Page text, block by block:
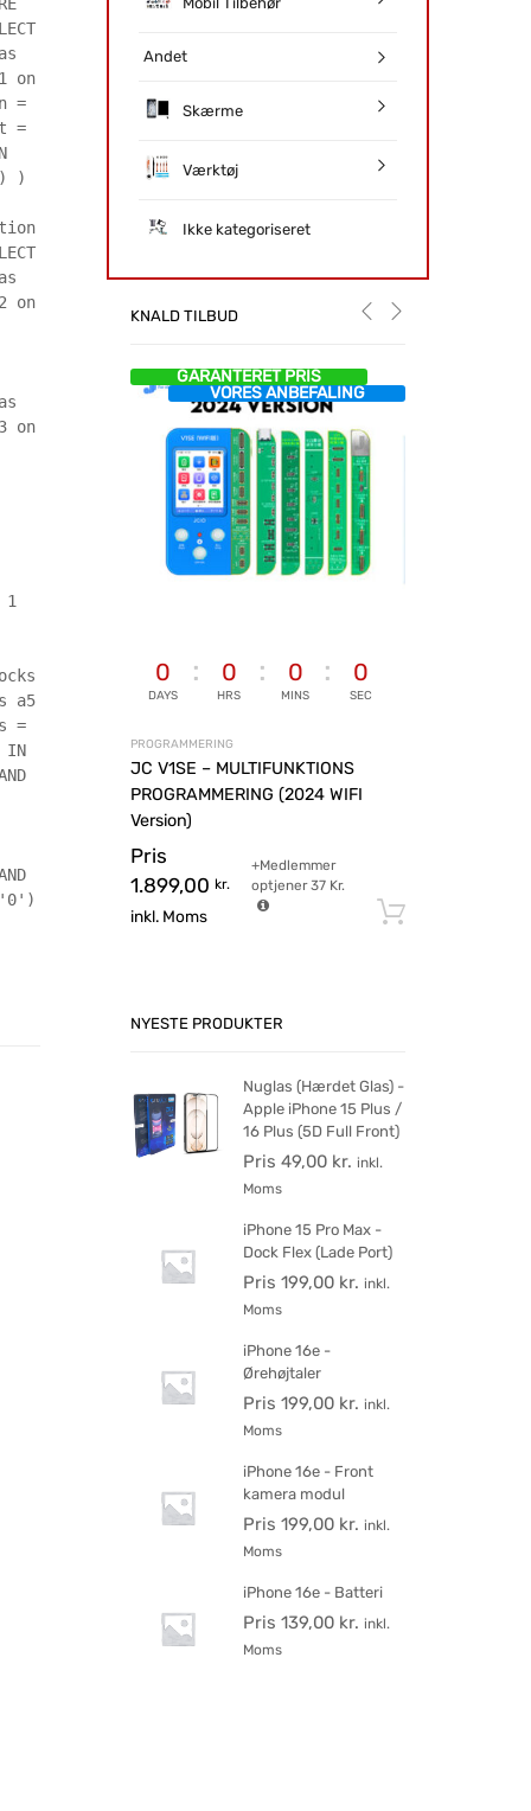
on
=
=
)
on
on
1
a5
=
IN
Andet
Skærme
Værktøj
Ikke kategoriseret
KNALD TILBUD
GARANTERET PRIS
VORES ANBEFALING
0
DAYS
0
HRS
0
MINS
0
SEC
PROGRAMMERING
JC V1SE – MULTIFUNKTIONS
PROGRAMMERING (2024 WIFI
Version)
Pris
1.899,00 kr.
inkl. Moms
+Medlemmer
optjener37 Kr.
NYESTE PRODUKTER
Nuglas (Hærdet Glas) -
Apple iPhone 15 Plus /
16 Plus (5D Full Front)
Pris 49,00 kr. inkl.
Moms
iPhone 15 Pro Max -
Dock Flex (Lade Port)
Pris 199,00 kr. inkl.
Moms
iPhone 16e -
Ørehøjtaler
Pris 199,00 kr. inkl.
Moms
iPhone 16e - Front
kamera modul
Pris 199,00 kr. inkl.
Moms
iPhone 16e - Batteri
Pris 139,00 kr. inkl.
Moms